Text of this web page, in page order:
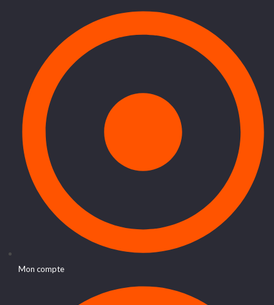
Mon compte